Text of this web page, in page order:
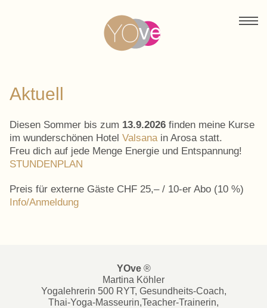
Aktuell
Diesen Sommer bis zum 13.9.2026 finden meine Kurse
im wunderschönen Hotel Valsanain Arosa statt.
Freu dich auf jede Menge Energie und Entspannung!
STUNDENPLAN
Preis für externe Gäste CHF 25,– / 10-er Abo (10 %)
Info/Anmeldung
YOve®
Martina Köhler
Yogalehrerin 500 RYT, Gesundheits-Coach,
Thai-Yoga-Masseurin,Teacher-Trainerin,